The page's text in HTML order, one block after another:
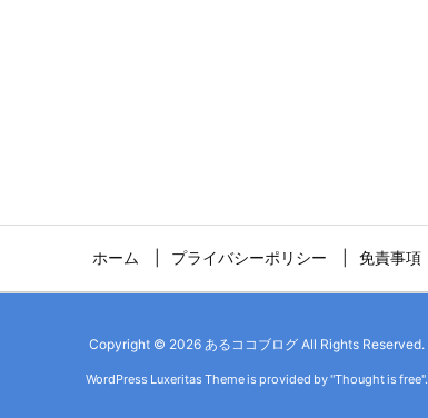
ホーム プライバシーポリシー 免責事項
Copyright © 2026 あるココブログ All Rights Reserved.
WordPress Luxeritas Theme is provided by "Thought is free".